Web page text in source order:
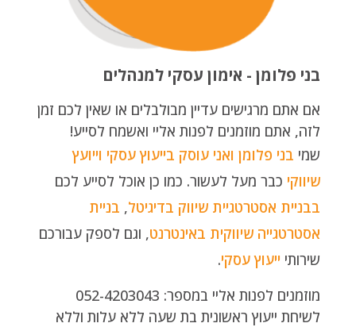
בני פלומן - אימון עסקי למנהלים
אם אתם מרגישים עדיין מבולבלים או שאין לכם זמן
לזה, אתם מוזמנים לפנות אליי ואשמח לסייע!
שמי בני פלומן ואני עוסק בייעוץ עסקי וייועץ
שיווקי כבר מעל לעשור. כמו כן אוכל לסייע לכם
בבניית אסטרטגיית שיווק בדיגיטל, בניית
אסטרטגייה שיווקית באינטרנט, וגם לספק עבורכם
שירותי ייעוץ עסקי.
מוזמנים לפנות אליי במספר: 052-4203043
לשיחת ייעוץ ראשונית בת שעה ללא עלות וללא